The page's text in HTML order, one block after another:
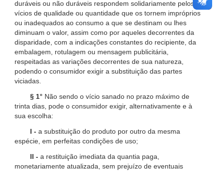
duráveis ou não duráveis respondem solidariamente pelos
vícios de qualidade ou quantidade que os tornem impróprios
ou inadequados ao consumo a que se destinam ou lhes
diminuam o valor, assim como por aqueles decorrentes da
disparidade, com a indicações constantes do recipiente, da
embalagem, rotulagem ou mensagem publicitária,
respeitadas as variações decorrentes de sua natureza,
podendo o consumidor exigir a substituição das partes
viciadas.
§ 1° Não sendo o vício sanado no prazo máximo de
trinta dias, pode o consumidor exigir, alternativamente e à
sua escolha:
I - a substituição do produto por outro da mesma
espécie, em perfeitas condições de uso;
II - a restituição imediata da quantia paga,
monetariamente atualizada, sem prejuízo de eventuais